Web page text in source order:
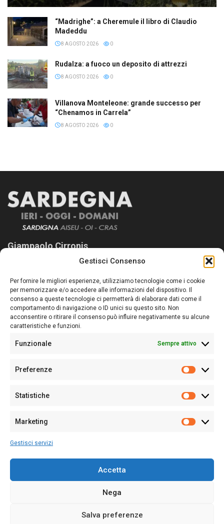
Gestisci Consenso
Per fornire le migliori esperienze, utilizziamo tecnologie come i cookie
per memorizzare e/o accedere alle informazioni del dispositivo. Il
consenso a queste tecnologie ci permetterà di elaborare dati come il
comportamento di navigazione o ID unici su questo sito. Non
acconsentire o ritirare il consenso può influire negativamente su alcune
caratteristiche e funzioni.
Funzionale Sempre attivo
Preferenze
Statistiche
Marketing
Gestisci servizi
Accetta
Nega
Salva preferenze
“Madrighe”: a Cheremule il libro di Claudio
Madeddu
8 AGOSTO 2026 0
Rudalza: a fuoco un deposito di attrezzi
8 AGOSTO 2026 0
Villanova Monteleone: grande successo per
“Chenamos in Carrela”
8 AGOSTO 2026 0
Giampaolo Cirronis
Sardegna Ieri-Oggi-Domani nasce per informare “liberamente” i
nostro passato e, soprattutto, al nostro futuro
Follow Us
Sede:Via Cristoforo Colombo 09013 Carbonia
Partita IVA02270380922
128/2020 del 10/02/2020
Per la Pubblicità:
Contatti
Sardegna Ieri-Oggi-Domani- Tutti i diritti sono riservati -